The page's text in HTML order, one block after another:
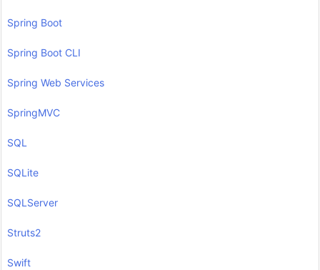
Spring Boot
Spring Boot CLI
Spring Web Services
SpringMVC
SQL
SQLite
SQLServer
Struts2
Swift